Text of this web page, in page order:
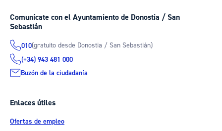
Comunícate con el Ayuntamiento de Donostia / San
Sebastián
010(gratuito desde Donostia / San Sebastián)
(+34) 943 481 000
Buzón de la ciudadanía
Enlaces útiles
Ofertas de empleo